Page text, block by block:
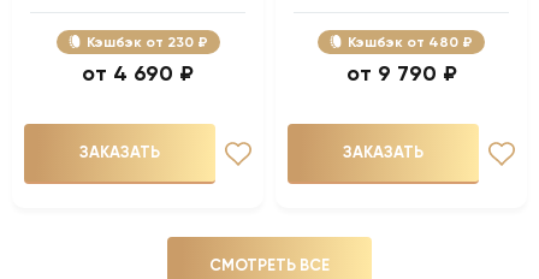
Кэшбэк 230 ₽
4 690 ₽
ЗАКАЗАТЬ
Кэшбэк 480 ₽
9 790 ₽
ЗАКАЗАТЬ
СМОТРЕТЬ ВСЕ